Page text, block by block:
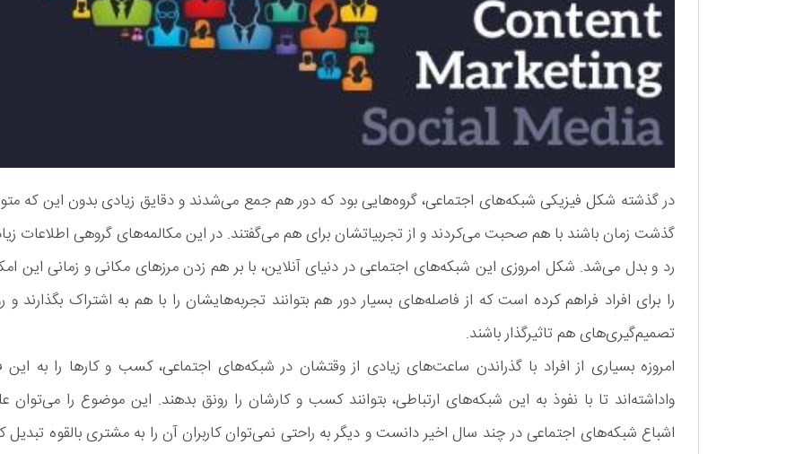
در گذشته شکل فیزیکی شبکه‌های اجتماعی، گروه‌هایی بود که دور هم جمع می‌شدند و دقایق زیادی بدون این که
گذشت زمان باشند با هم صحبت می‌کردند و از تجربیاتشان برای هم می‌گفتند. در این مکالمه‌های گروهی اطلاعات
رد و بدل می‌شد. شکل امروزی این شبکه‌های اجتماعی در دنیای آنلاین، با بر هم زدن مرزهای مکانی و زمانی این
را برای افراد فراهم کرده است که از فاصله‌های بسیار دور هم بتوانند تجربه‌هایشان را با هم به اشتراک بگذارند و
تصمیم‌گیری‌های هم تاثیرگذار باشند.
امروزه بسیاری از افراد با گذراندن ساعت‌های زیادی از وقتشان در شبکه‌های اجتماعی، کسب و کارها را به این
واداشته‌اند تا با نفوذ به این شبکه‌های ارتباطی، بتوانند کسب و کارشان را رونق بدهند. این موضوع را می‌توان
اشباع شبکه‌های اجتماعی در چند سال اخیر دانست و دیگر به راحتی نمی‌توان کاربران آن را به مشتری بالقوه تبدیل